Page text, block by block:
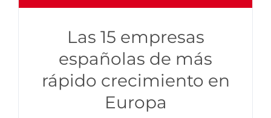
Las 15 empresas
españolas de más
rápido crecimiento en
Europa